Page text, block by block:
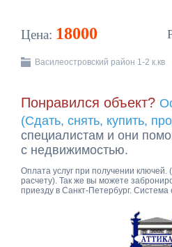
Цена: 18000
Василеостровский район 1-2 к.кв
Понравился объект?
(Сдать, снять, купить,
специалистам и они
с недвижимостью.
Оплата услуг при получении ключей.
расчету). Так же вы можете
приезду в Санкт-Петербург. Система